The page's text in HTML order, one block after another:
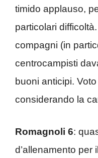
timido applauso,
particolari
compagni (in
centrocampisti
buoni anticipi.
considerando la
Romagnoli 6:
d’allenamento per